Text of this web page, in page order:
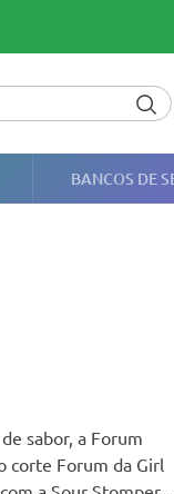
BANCOS DE
sabor, a Forum
corte Forum da Girl